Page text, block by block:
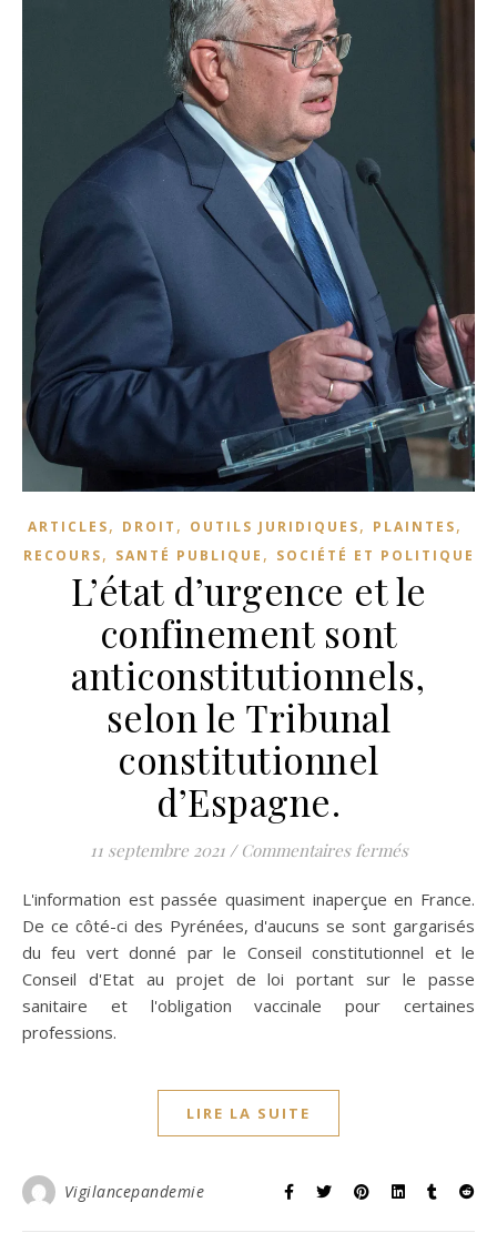
ARTICLES, DROIT , OUTILS JURIDIQUES, PLAINTES,
RECOURS, SANTÉ PUBLIQUE , SOCIÉTÉ ET POLITIQUE
L’état d’urgence et le
confinement sont
anticonstitutionnels,
selon le Tribunal
constitutionnel
d’Espagne.
11 septembre 2021 / Commentaires ferméssur L’état
L'information est passée quasiment inaperçue en France.
De ce côté-ci des Pyrénées, d'aucuns se sont gargarisés
du feu vert donné par le Conseil constitutionnel et le
Conseil d'Etat au projet de loi portant sur le passe
sanitaire et l'obligation vaccinale pour certaines
professions.
LIRE LA SUITE
Vigilancepandemie